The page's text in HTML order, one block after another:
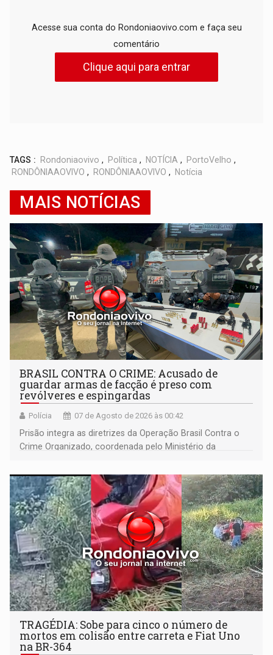
Acesse sua conta do Rondoniaovivo.com e faça seu
comentário
Clique aqui para entrar
TAGS : Rondoniaovivo , Política , NOTÍCIA , PortoVelho ,
RONDÔNIAAOVIVO , RONDÔNIAAOVIVO , Notícia
MAIS NOTÍCIAS
BRASIL CONTRA O CRIME: Acusado de
guardar armas de facção é preso com
revólveres e espingardas
Polícia 07 de Agosto de 2026 às 00:42
Prisão integra as diretrizes da Operação Brasil Contra o
Crime Organizado, coordenada pelo Ministério da
TRAGÉDIA: Sobe para cinco o número de
mortos em colisão entre carreta e Fiat Uno
na BR-364